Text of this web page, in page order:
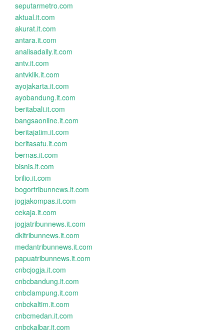
seputarmetro.com
aktual.it.com
akurat.it.com
antara.it.com
analisadaily.it.com
antv.it.com
antvklik.it.com
ayojakarta.it.com
ayobandung.it.com
beritabali.it.com
bangsaonline.it.com
beritajatim.it.com
beritasatu.it.com
bernas.it.com
bisnis.it.com
brilio.it.com
bogortribunnews.it.com
jogjakompas.it.com
cekaja.it.com
jogjatribunnews.it.com
dkitribunnews.it.com
medantribunnews.it.com
papuatribunnews.it.com
cnbcjogja.it.com
cnbcbandung.it.com
cnbclampung.it.com
cnbckaltim.it.com
cnbcmedan.it.com
cnbckalbar.it.com